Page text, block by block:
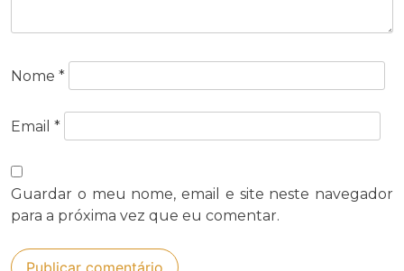
Nome *
Email *
Guardar o meu nome, email e site neste navegador
para a próxima vez que eu comentar.